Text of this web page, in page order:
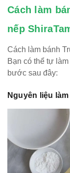
Cách làm
nếp
Cách làm bánh
Bạn có thể tự
bước sau đây:
Nguyên liệu